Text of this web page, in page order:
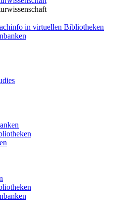
in virtuellen Bibliotheken